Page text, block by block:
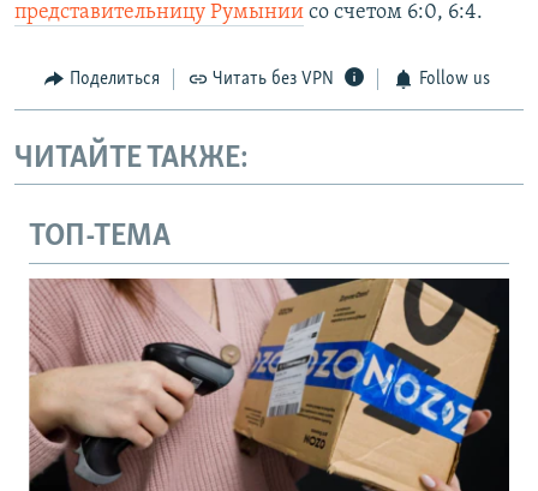
представительницу Румынии со счетом 6:0, 6:4.
Поделиться Читать без VPN Follow us
ЧИТАЙТЕ ТАКЖЕ:
ТОП-ТЕМА